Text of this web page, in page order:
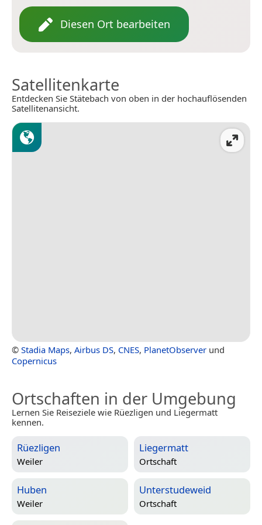
Diesen Ort bearbeiten
Satellitenkarte
Entdecken Sie Stätebach von oben in der hochauflösenden
Satellitenansicht.
© Stadia Maps, Airbus DS, CNES, PlanetObserver und
Copernicus
Ortschaften in der Umgebung
Lernen Sie Reiseziele wie Rüezligen und Liegermatt
kennen.
Rüezligen
Weiler
Liegermatt
Ortschaft
Huben
Weiler
Unterstudeweid
Ortschaft